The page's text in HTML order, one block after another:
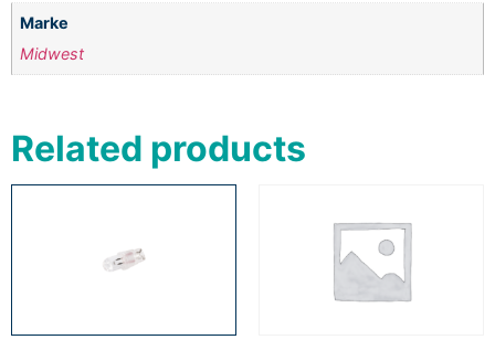
Marke
Midwest
Related products